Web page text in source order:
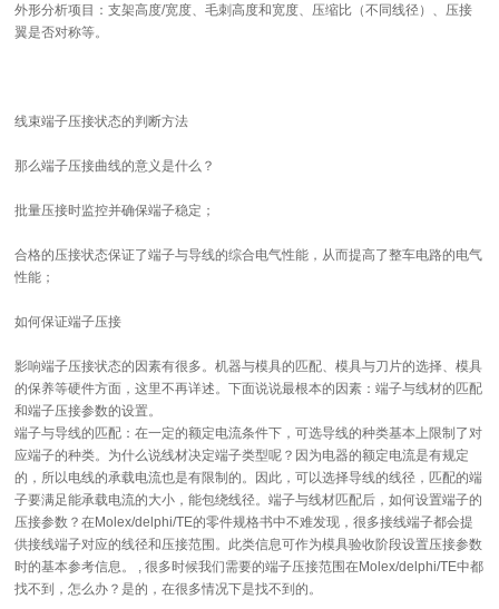
外形分析项目：支架高度/宽度、毛刺高度和宽度、压缩比（不同线径）、压接
翼是否对称等。
线束端子压接状态的判断方法
那么端子压接曲线的意义是什么？
批量压接时监控并确保端子稳定；
合格的压接状态保证了端子与导线的综合电气性能，从而提高了整车电路的电气
性能；
如何保证端子压接
影响端子压接状态的因素有很多。机器与模具的匹配、模具与刀片的选择、模具
的保养等硬件方面，这里不再详述。下面说说最根本的因素：端子与线材的匹配
和端子压接参数的设置。
端子与导线的匹配：在一定的额定电流条件下，可选导线的种类基本上限制了对
应端子的种类。为什么说线材决定端子类型呢？因为电器的额定电流是有规定
的，所以电线的承载电流也是有限制的。因此，可以选择导线的线径，匹配的端
子要满足能承载电流的大小，能包绕线径。端子与线材匹配后，如何设置端子的
压接参数？在Molex/delphi/TE的零件规格书中不难发现，很多接线端子都会提
供接线端子对应的线径和压接范围。此类信息可作为模具验收阶段设置压接参数
时的基本参考信息。 , 很多时候我们需要的端子压接范围在Molex/delphi/TE中都
找不到，怎么办？是的，在很多情况下是找不到的。